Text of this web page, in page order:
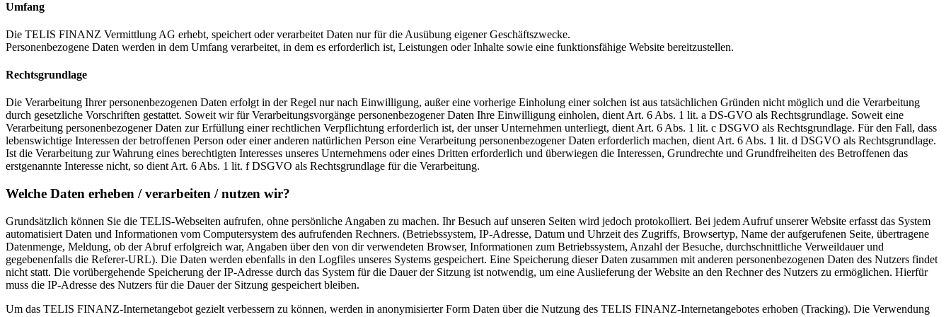
Umfang
Die TELIS FINANZ Vermittlung AG erhebt, speichert oder verarbeitet Daten nur für die Ausübung eigener Geschäftszwecke.
Personenbezogene Daten werden in dem Umfang verarbeitet, in dem es erforderlich ist, Leistungen oder Inhalte sowie eine funktionsfähige Website bereitzustellen.
Rechtsgrundlage
Die Verarbeitung Ihrer personenbezogenen Daten erfolgt in der Regel nur nach Einwilligung, außer eine vorherige Einholung einer solchen ist aus tatsächlichen Gründen nicht möglich und die Verarbeitung
durch gesetzliche Vorschriften gestattet. Soweit wir für Verarbeitungsvorgänge personenbezogener Daten Ihre Einwilligung einholen, dient Art. 6 Abs. 1 lit. a DS-GVO als Rechtsgrundlage. Soweit eine
Verarbeitung personenbezogener Daten zur Erfüllung einer rechtlichen Verpflichtung erforderlich ist, der unser Unternehmen unterliegt, dient Art. 6 Abs. 1 lit. c DSGVO als Rechtsgrundlage. Für den Fall, dass
lebenswichtige Interessen der betroffenen Person oder einer anderen natürlichen Person eine Verarbeitung personenbezogener Daten erforderlich machen, dient Art. 6 Abs. 1 lit. d DSGVO als Rechtsgrundlage.
Ist die Verarbeitung zur Wahrung eines berechtigten Interesses unseres Unternehmens oder eines Dritten erforderlich und überwiegen die Interessen, Grundrechte und Grundfreiheiten des Betroffenen das
erstgenannte Interesse nicht, so dient Art. 6 Abs. 1 lit. f DSGVO als Rechtsgrundlage für die Verarbeitung.
Welche Daten erheben / verarbeiten / nutzen wir?
Grundsätzlich können Sie die TELIS-Webseiten aufrufen, ohne persönliche Angaben zu machen. Ihr Besuch auf unseren Seiten wird jedoch protokolliert. Bei jedem Aufruf unserer Website erfasst das System
automatisiert Daten und Informationen vom Computersystem des aufrufenden Rechners. (Betriebssystem, IP-Adresse, Datum und Uhrzeit des Zugriffs, Browsertyp, Name der aufgerufenen Seite, übertragene
Datenmenge, Meldung, ob der Abruf erfolgreich war, Angaben über den von dir verwendeten Browser, Informationen zum Betriebssystem, Anzahl der Besuche, durchschnittliche Verweildauer und
gegebenenfalls die Referer-URL). Die Daten werden ebenfalls in den Logfiles unseres Systems gespeichert. Eine Speicherung dieser Daten zusammen mit anderen personenbezogenen Daten des Nutzers findet
nicht statt. Die vorübergehende Speicherung der IP-Adresse durch das System für die Dauer der Sitzung ist notwendig, um eine Auslieferung der Website an den Rechner des Nutzers zu ermöglichen. Hierfür
muss die IP-Adresse des Nutzers für die Dauer der Sitzung gespeichert bleiben.
Um das TELIS FINANZ-Internetangebot gezielt verbessern zu können, werden in anonymisierter Form Daten über die Nutzung des TELIS FINANZ-Internetangebotes erhoben (Tracking). Die Verwendung